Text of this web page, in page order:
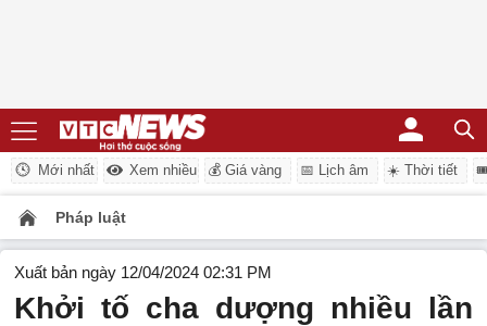
Mới nhất Xem nhiều 💰 Giá vàng 📅 Lịch âm ☀️ Thời tiết
Pháp luật
Xuất bản ngày 12/04/2024 02:31 PM
Khởi tố cha dượng nhiều lần